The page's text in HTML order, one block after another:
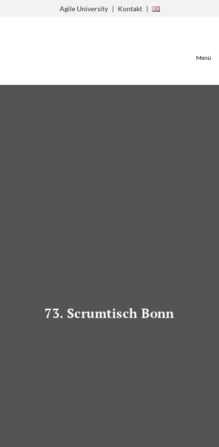
Agile University Kontakt
Menü
73. Scrumtisch Bonn